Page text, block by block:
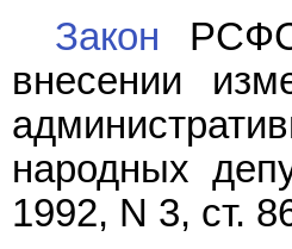
Закон
внесении
народных
1992, N 3, ст.